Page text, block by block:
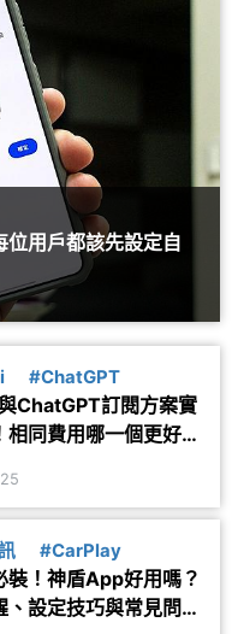
用戶都該先設定自
#ChatGPT
ChatGPT訂閱方案實
相同費用哪一個更好
#CarPlay
裝！神盾App好用嗎？
、設定技巧與常見問題